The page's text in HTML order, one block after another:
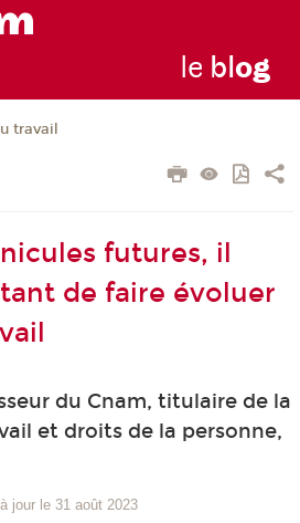
le blog
travail
futures, il
de faire évoluer
du Cnam, titulaire de la
et droits de la personne,
jour le 31 août 2023